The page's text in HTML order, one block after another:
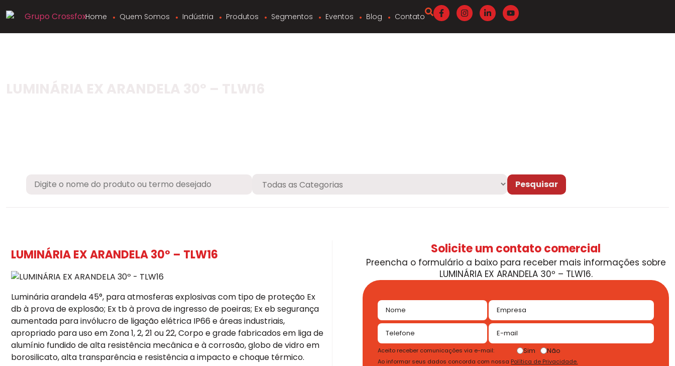
Home Quem Somos Indústria Produtos Segmentos Eventos Blog Contato
LUMINÁRIA EX ARANDELA 30º – TLW16
Luminária arandela 45°, para atmosferas explosivas com tipo de proteção Ex
db à prova de explosão; Ex tb à prova de ingresso de poeiras; Ex eb segurança
aumentada para invólucro de ligação elétrica IP66 e áreas industriais,
apropriado para uso em Zona 1, 2, 21 ou 22, Corpo e grade fabricados em liga de
alumínio fundido de alta resistência mecânica e à corrosão, globo de vidro em
borosilicato, alta transparência e resistência a impacto e choque térmico.
Solicite um contato comercial
Preencha o formulário a baixo para receber mais informações sobre
LUMINÁRIA EX ARANDELA 30º – TLW16.
Aceito receber comunicações via e-mail: Sim Não
Ao informar seus dados concorda com nossa Política de Privacidade.